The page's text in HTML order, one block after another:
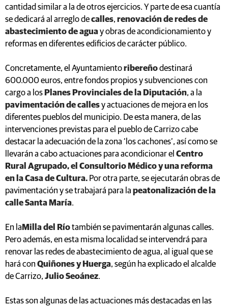
cantidad similar a la de otros ejercicios. Y parte de esa cuantía
se dedicará al arreglo decalles, renovación de redes de
abastecimiento de aguay obras de acondicionamiento y
reformas en diferentes edificios de carácter público.
Concretamente, el Ayuntamientoribereñodestinará
600.000 euros, entre fondos propios y subvenciones con
cargo a los Planes Provinciales de la Diputación, a la
pavimentación de callesy actuaciones de mejora en los
diferentes pueblos del municipio. De esta manera, de las
intervenciones previstas para el pueblo de Carrizo cabe
destacar la adecuación de la zona ‘los cachones’, así como se
llevarán a cabo actuaciones para acondicionar el Centro
Rural Agrupado, el Consultorio Médico y una reforma
en la Casa de Cultura. Por otra parte, se ejecutarán obras de
pavimentación y se trabajará para la peatonalización de la
calle Santa María.
En la Milla del Ríotambién se pavimentarán algunas calles.
Pero además, en esta misma localidad se intervendrá para
renovar las redes de abastecimiento de agua, al igual que se
hará con Quiñones y Huerga, según ha explicado el alcalde
de Carrizo, Julio Seoánez.
Estas son algunas de las actuaciones más destacadas en las